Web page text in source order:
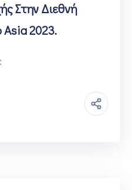
Στην Διεθνή
2023.